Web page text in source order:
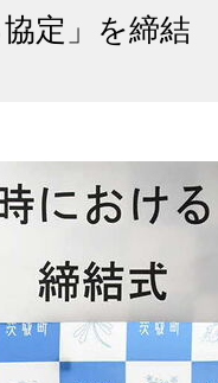
定」を締結